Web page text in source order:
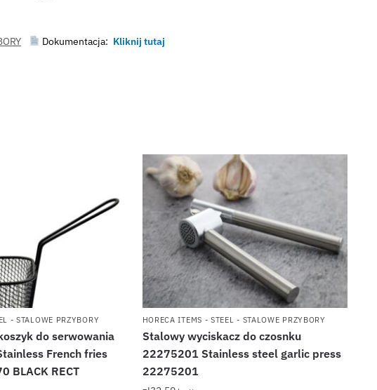
Dokumentacja: Kliknij tutaj
- STALOWE PRZYBORY
do serwowania
French fries
BLACK RECT
HORECA ITEMS - STEEL - STALOWE PRZYBORY
Stalowy wyciskacz do czosnku
22275201 Stainless steel garlic press
22275201